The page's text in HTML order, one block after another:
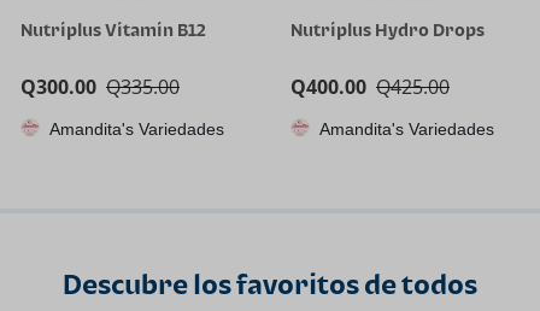
Nutriplus Vitamin B12
Q335.00
Q300.00
Amandita's Variedades
Nutriplus Hydro Drops
Q425.00
Q400.00
Amandita's Variedades
Descubre los favoritos de todos